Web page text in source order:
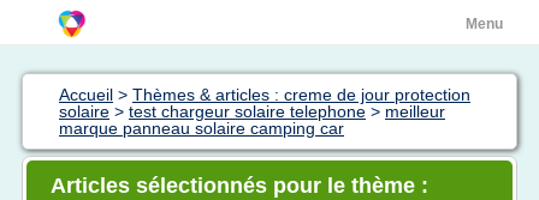
Menu
Accueil > Thèmes & articles : creme de jour protection
solaire > test chargeur solaire telephone > meilleur
marque panneau solaire camping car
Articles sélectionnés pour le thème :